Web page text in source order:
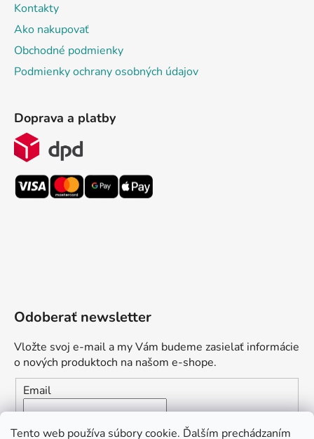
Tento web používa súbory cookie. Ďalším prechádzaním
Kontakty
Ako nakupovať
Obchodné podmienky
Podmienky ochrany osobných údajov
Doprava a platby
Odoberať newsletter
Vložte svoj e-mail a my Vám budeme zasielať informácie
o nových produktoch na našom e-shope.
Email
Vložením e-mailu súhlasíte s
podmienkami ochrany